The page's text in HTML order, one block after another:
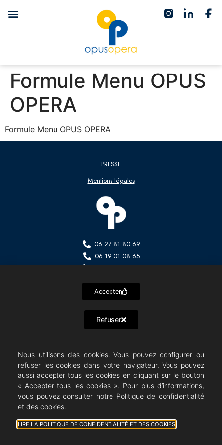
Formule Menu OPUS
OPERA
Formule Menu OPUS OPERA
06 27 81 80 69
06 19 01 08 65
20 montée du château 06510 GATTIERES BP8
PRESSE
Mentions légales
07/08/2026 © All rights Reserved. GEMEA Interactive
Nous utilisons des cookies. Vous pouvez configurer ou
refuser les cookies dans votre navigateur. Vous pouvez
aussi accepter tous les cookies en cliquant sur le bouton
« Accepter tous les cookies ». Pour plus d’informations,
vous pouvez consulter notre Politique de confidentialité
et des cookies.
LIRE LA POLITIQUE DE CONFIDENTIALITÉ ET DES COOKIES
Accepter
Refuser